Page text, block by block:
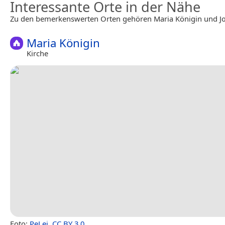
Interessante Orte in der Nähe
Zu den bemerkenswerten Orten gehören Maria Königin und
Maria Königin
Kirche